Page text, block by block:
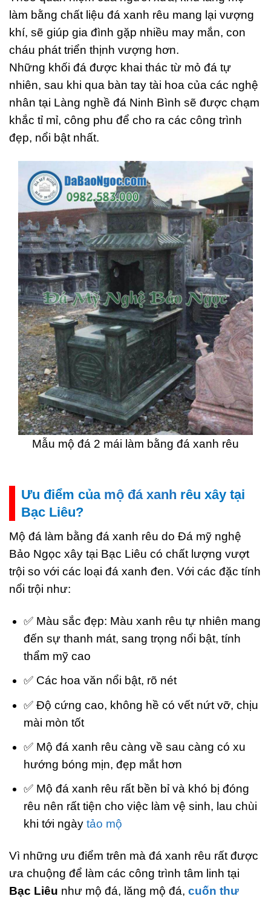
làm bằng chất liệu đá xanh rêu mang lại vượng
khí, sẽ giúp gia đình gặp nhiều may mắn, con
cháu phát triển thịnh vượng hơn.
Những khối đá được khai thác từ mỏ đá tự
nhiên, sau khi qua bàn tay tài hoa của các nghệ
nhân tại Làng nghề đá Ninh Bình sẽ được chạm
khắc tỉ mỉ, công phu để cho ra các công trình
đẹp, nổi bật nhất.
Mẫu mộ đá 2 mái làm bằng đá xanh rêu
Ưu điểm của mộ đá xanh rêu xây tại
Bạc Liêu?
Mộ đá làm bằng đá xanh rêu do Đá mỹ nghệ
Bảo Ngọc xây tại Bạc Liêu có chất lượng vượt
trội so với các loại đá xanh đen. Với các đặc tính
nổi trội như:
✅ Màu sắc đẹp: Màu xanh rêu tự nhiên mang
đến sự thanh mát, sang trọng nổi bật, tính
thẩm mỹ cao
✅ Các hoa văn nổi bật, rõ nét
✅ Độ cứng cao, không hề có vết nứt vỡ, chịu
mài mòn tốt
✅ Mộ đá xanh rêu càng về sau càng có xu
hướng bóng mịn, đẹp mắt hơn
✅ Mộ đá xanh rêu rất bền bỉ và khó bị đóng
rêu nên rất tiện cho việc làm vệ sinh, lau chùi
khi tới ngàytảo mộ
Vì những ưu điểm trên mà đá xanh rêu rất được
ưa chuộng để làm các công trình tâm linh tại
Bạc Liêu như mộ đá, lăng mộ đá, cuốn thư